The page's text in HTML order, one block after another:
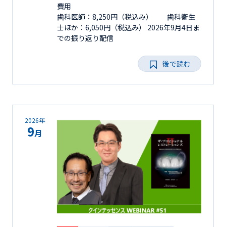
費用
歯科医師：8,250円（税込み） 歯科衛生
士ほか：6,050円（税込み） 2026年9月4日ま
での振り返り配信
後で読む
2026年
9月